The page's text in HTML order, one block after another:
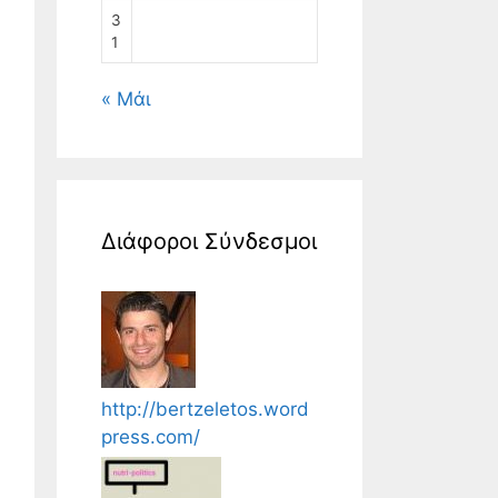
3
1
« Μάι
Διάφοροι Σύνδεσμοι
http://bertzeletos.word
press.com/